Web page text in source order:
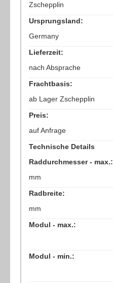
Zschepplin
Ursprungsland:
Germany
Lieferzeit:
nach Absprache
Frachtbasis:
ab Lager Zschepplin
Preis:
auf Anfrage
Technische Details
Raddurchmesser - max.:
mm
Radbreite:
mm
Modul - max.:
Modul - min.: